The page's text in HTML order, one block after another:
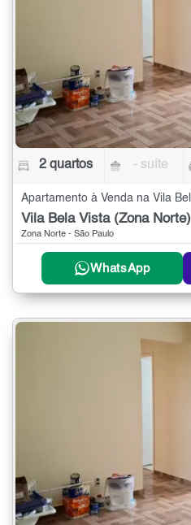
2 quartos - suíte
Vila Bela Vista (Zona Norte)
Zona Norte - São Paulo
WhatsApp